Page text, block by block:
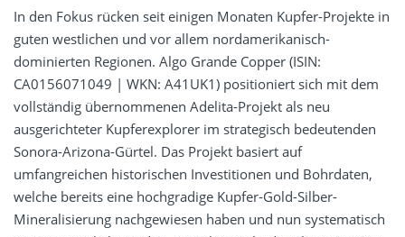
In den Fokus rücken seit einigen Monaten Kupfer-Projekte in
guten westlichen und vor allem nordamerikanisch-
dominierten Regionen. Algo Grande Copper (ISIN:
CA0156071049 | WKN: A41UK1) positioniert sich mit dem
vollständig übernommenen Adelita-Projekt als neu
ausgerichteter Kupferexplorer im strategisch bedeutenden
Sonora-Arizona-Gürtel. Das Projekt basiert auf
umfangreichen historischen Investitionen und Bohrdaten,
welche bereits eine hochgradige Kupfer-Gold-Silber-
Mineralisierung nachgewiesen haben und nun systematisch